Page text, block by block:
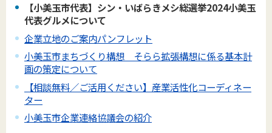
【小美玉市代表】シン・いばらきメシ総選挙2024小美玉
代表グルメについて
企業立地のご案内パンフレット
小美玉市まちづくり構想 そらら拡張構想に係る基本計
画の策定について
【相談無料／ご活用ください】産業活性化コーディネー
ター
小美玉市企業連絡協議会の紹介